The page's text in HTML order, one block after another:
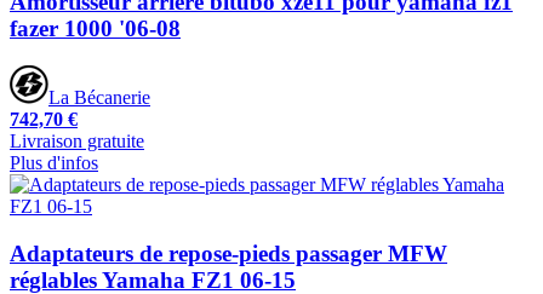
fazer 1000 '06-08
La Bécanerie
742,70 €
Livraison gratuite
Plus d'infos
Adaptateurs de repose-pieds passager MFW
réglables Yamaha FZ1 06-15